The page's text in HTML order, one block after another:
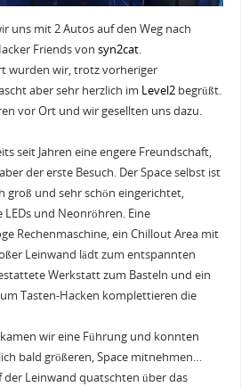
uns mit 2 Autos auf den Weg nach
Friends von syn2cat.
wurden wir, trotz vorheriger
aber sehr herzlich im Level2begrüßt.
vor Ort und wir gesellten uns dazu.
seit Jahren eine engere Freundschaft,
der erste Besuch. Der Space selbst ist
groß und sehr schön eingerichtet,
und Neonröhren. Eine
Rechenmaschine, ein Chillout Area mit
Leinwand lädt zum entspannten
Werkstatt zum Basteln und ein
Tasten-Hacken komplettieren die
wir eine Führung und konnten
bald größeren, Space mitnehmen…
der Leinwand quatschten über das